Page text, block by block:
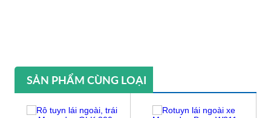
SẢN PHẨM CÙNG LOẠI